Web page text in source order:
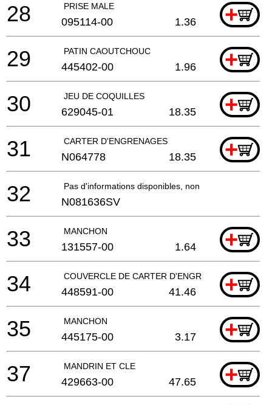
PRISE MALE +
28 095114-00 1.36
PATIN CAOUTCHOUC +
29 445402-00 1.96
JEU DE COQUILLES +
30 629045-01 18.35
CARTER D'ENGRENAGES +
31 N064778 18.35
Pas d'informations disponibles, non commandable
32 N081636SV
MANCHON +
33 131557-00 1.64
COUVERCLE DE CARTER D'ENGRENAGES
+
34 448591-00 41.46
MANCHON +
35 445175-00 3.17
MANDRIN ET CLE +
37 429663-00 47.65